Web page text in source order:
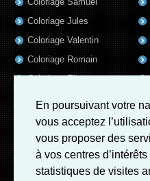
En poursuivant votre
vous acceptez
vous proposer des
à vos centres
statistiques de visites
Coloriage Jules
Coloriage Valentin
Coloriage Romain
Coloriage Elsa
Coloriage Garance
Coloriage Victoire
Coloriage Louis
Coloriage Marius